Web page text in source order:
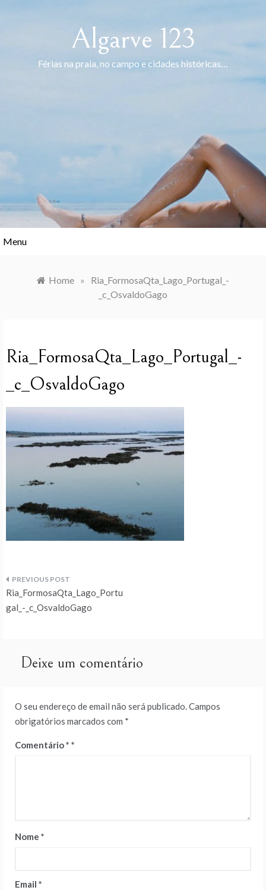
Algarve 123
Férias na praia, no campo e cidades históricas…
Menu
Home »
Ria_FormosaQta_Lago_Portugal_-
_c_OsvaldoGago
Ria_FormosaQta_Lago_Portugal_-
_c_OsvaldoGago
Navegação
de
Ria_FormosaQta_Lago_Portu
gal_-_c_OsvaldoGago
Deixe um comentário
O seu endereço de email não será publicado.Campos
obrigatórios marcados com *
Comentário*
Nome *
Email *